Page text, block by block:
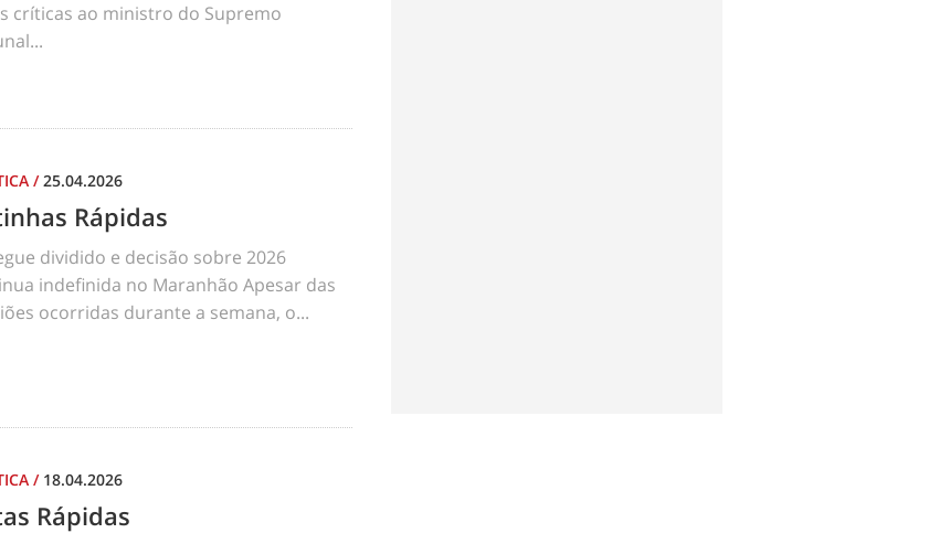
críticas ao ministro do Supremo
/25.04.2026
Rápidas
dividido e decisão sobre 2026
indefinida no Maranhão Apesar das
ocorridas durante a semana, o...
/ 18.04.2026
Rápidas